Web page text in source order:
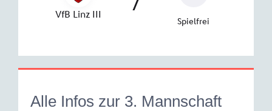
Alle Infos zur 3. Mannschaft